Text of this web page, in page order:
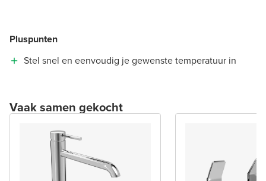
Pluspunten
Stel snel en eenvoudig je gewenste temperatuur in
Vaak samen gekocht